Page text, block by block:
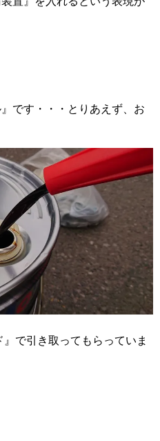
です・・・とりあえず、お
で引き取ってもらっていま